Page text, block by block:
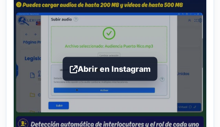
Abrir en Instagram